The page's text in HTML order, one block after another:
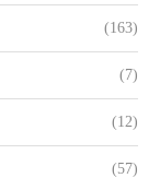
(163)
(7)
(12)
(57)